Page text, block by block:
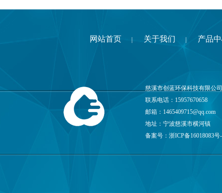
网站首页 关于我们 产品
慈溪市创蓝环保科技有限公
联系电话：15957670658
邮箱： 1465409715@qq.com
地址：宁波慈溪市横河镇
备案号： 浙ICP备16018083号